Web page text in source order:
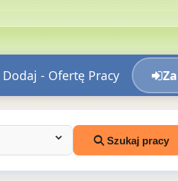
Dodaj - Ofertę Pracy
Szukaj pracy